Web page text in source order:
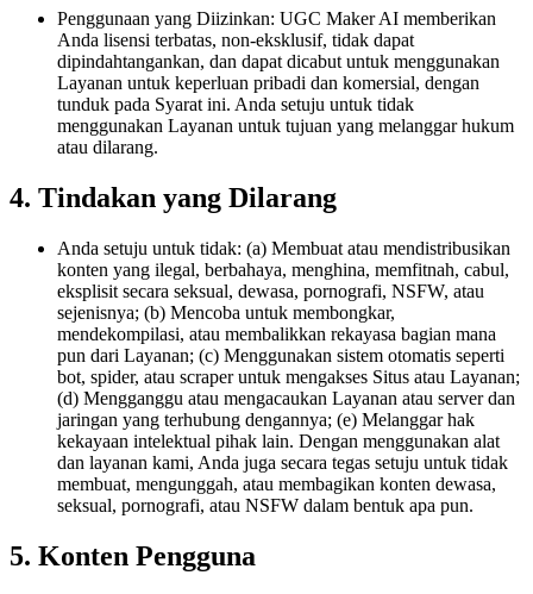
Penggunaan yang Diizinkan: UGC Maker AI memberikan
Anda lisensi terbatas, non-eksklusif, tidak dapat
dipindahtangankan, dan dapat dicabut untuk menggunakan
Layanan untuk keperluan pribadi dan komersial, dengan
tunduk pada Syarat ini. Anda setuju untuk tidak
menggunakan Layanan untuk tujuan yang melanggar hukum
atau dilarang.
4. Tindakan yang Dilarang
Anda setuju untuk tidak: (a) Membuat atau mendistribusikan
konten yang ilegal, berbahaya, menghina, memfitnah, cabul,
eksplisit secara seksual, dewasa, pornografi, NSFW, atau
sejenisnya; (b) Mencoba untuk membongkar,
mendekompilasi, atau membalikkan rekayasa bagian mana
pun dari Layanan; (c) Menggunakan sistem otomatis seperti
bot, spider, atau scraper untuk mengakses Situs atau Layanan;
(d) Mengganggu atau mengacaukan Layanan atau server dan
jaringan yang terhubung dengannya; (e) Melanggar hak
kekayaan intelektual pihak lain. Dengan menggunakan alat
dan layanan kami, Anda juga secara tegas setuju untuk tidak
membuat, mengunggah, atau membagikan konten dewasa,
seksual, pornografi, atau NSFW dalam bentuk apa pun.
5. Konten Pengguna